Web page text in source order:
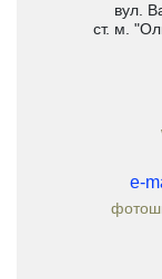
вул.
ст. м.
e-